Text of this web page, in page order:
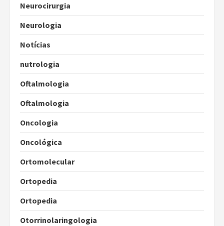
Neurocirurgia
Neurologia
Notícias
nutrologia
Oftalmologia
Oftalmologia
Oncologia
Oncológica
Ortomolecular
Ortopedia
Ortopedia
Otorrinolaringologia